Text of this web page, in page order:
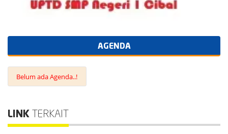
AGENDA
Belum ada Agenda..!
LINK TERKAIT